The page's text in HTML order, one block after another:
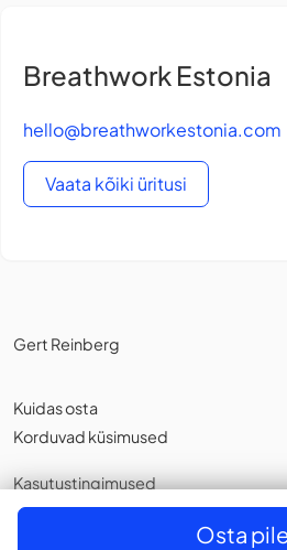
Osta
Breathwork Estonia
hello@breathworkestonia.com
Vaata kõiki üritusi
Gert Reinberg
Kuidas osta
Korduvad küsimused
Kasutustingimused
Privaatsuspoliitika,Küpsistest